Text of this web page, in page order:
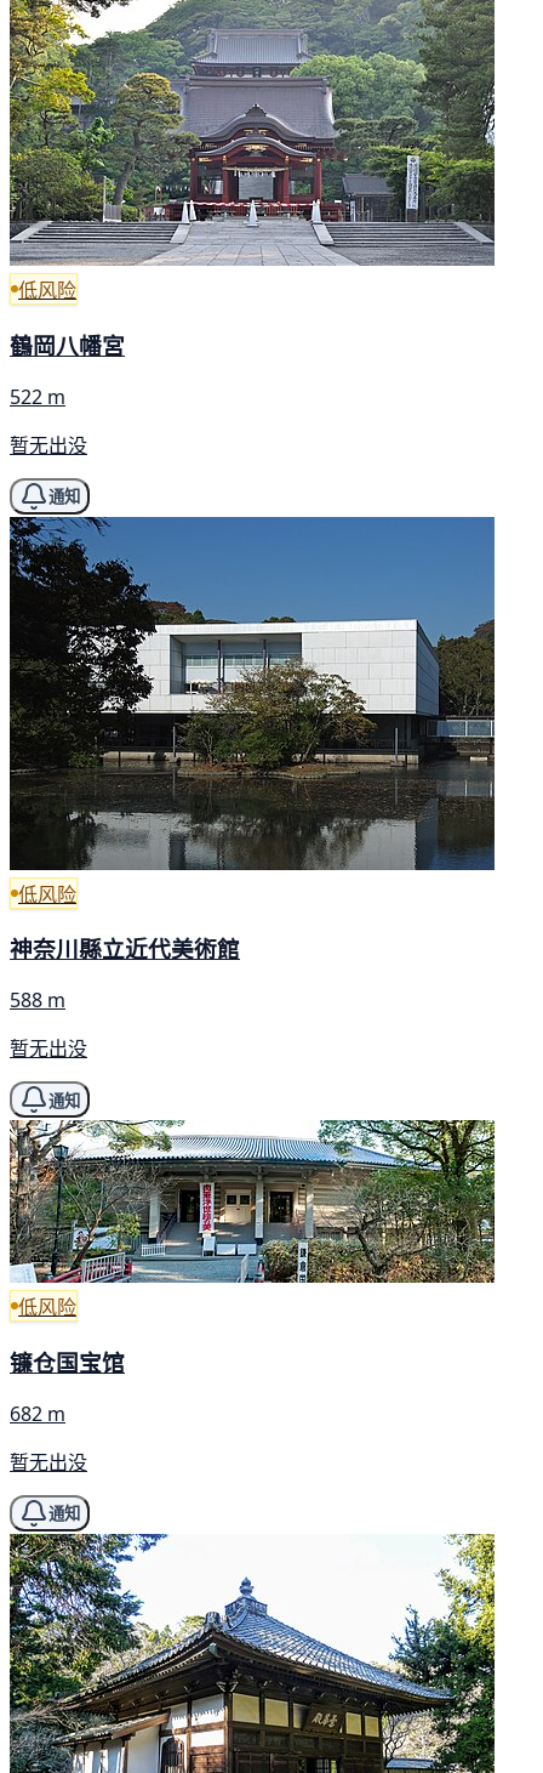
低风险
鶴岡八幡宮
522 m
暂无出没
通知
低风险
神奈川縣立近代美術館
588 m
暂无出没
通知
低风险
镰仓国宝馆
682 m
暂无出没
通知